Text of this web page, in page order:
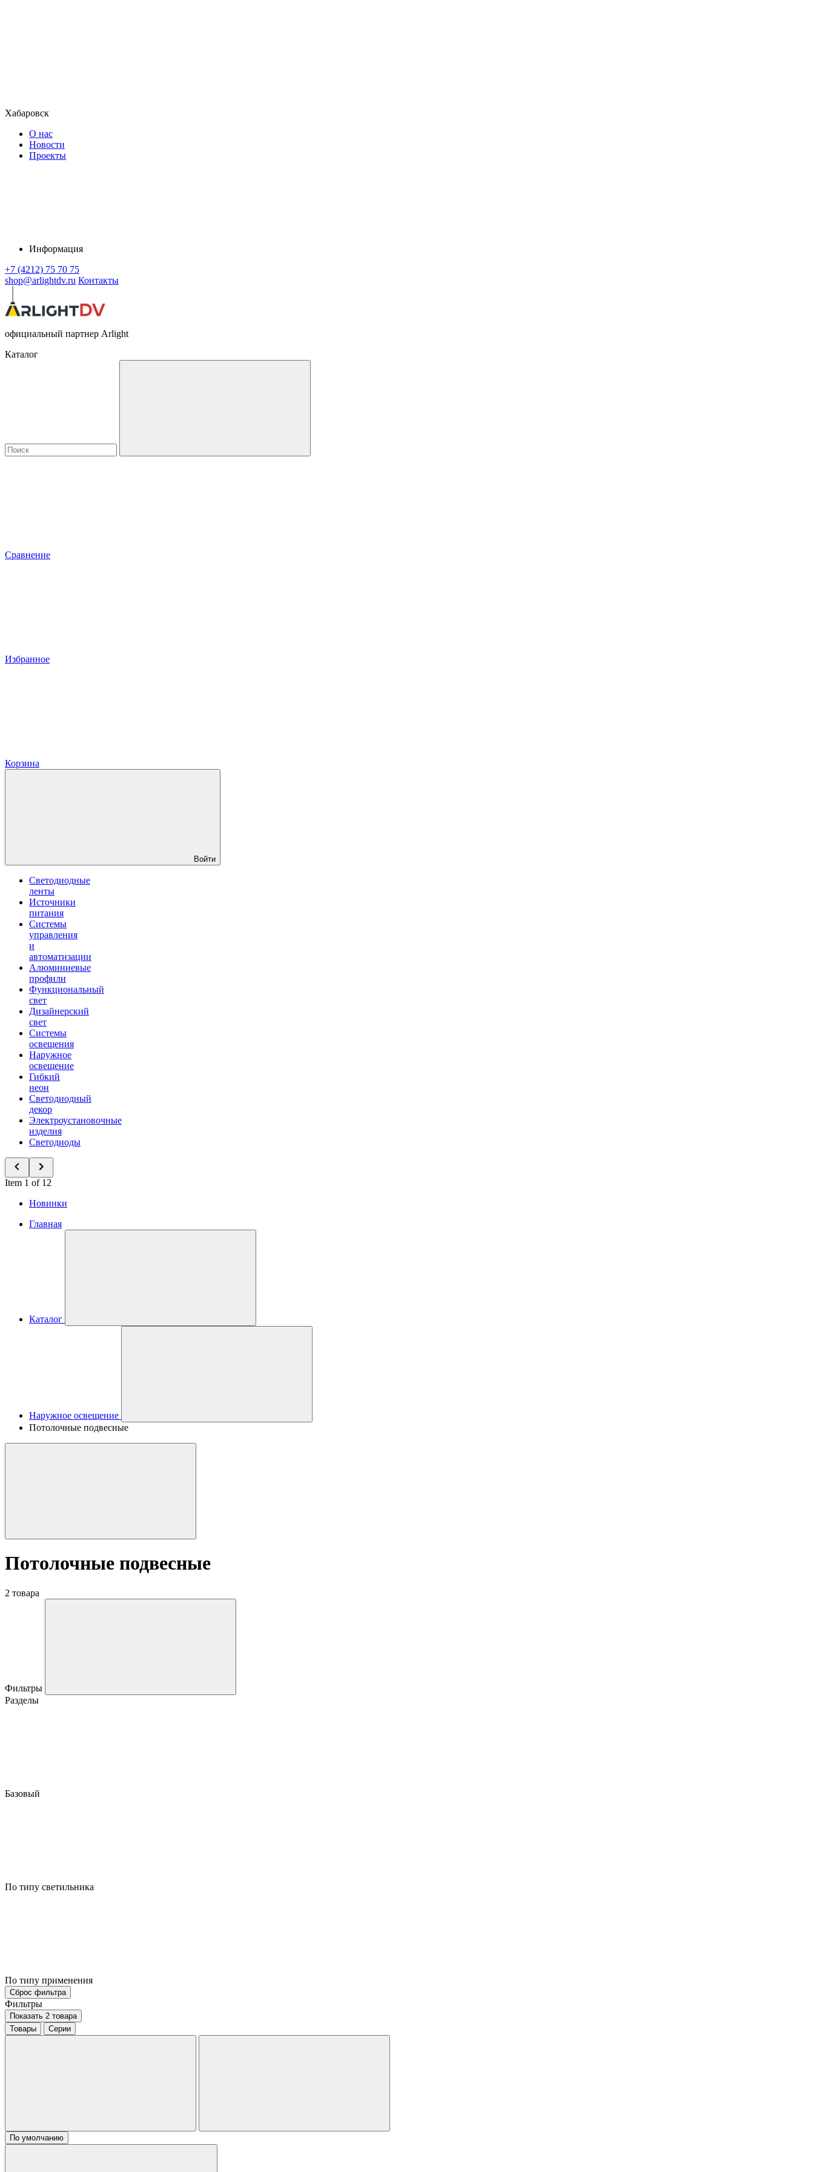
Хабаровск
О нас
Новости
Проекты
Информация
+7 (4212) 75 70 75
shop@arlightdv.ru Контакты
официальный партнер Arlight
Каталог
Сравнение
Избранное
Корзина
Войти
Светодиодные
ленты
Источники
питания
Системы
управления
и
автоматизации
Алюминиевые
профили
Функциональный
свет
Дизайнерский
свет
Системы
освещения
Наружное
освещение
Гибкий
неон
Светодиодный
декор
Электроустановочные
изделия
Светодиоды
Item 1 of 12
Новинки
Главная
Каталог
Наружное освещение
Потолочные подвесные
Потолочные подвесные
2 товара
Фильтры
Разделы
Базовый
По типу светильника
По типу применения
Сброс фильтра
Фильтры
Показать 2 товара
Товары
Серии
По умолчанию